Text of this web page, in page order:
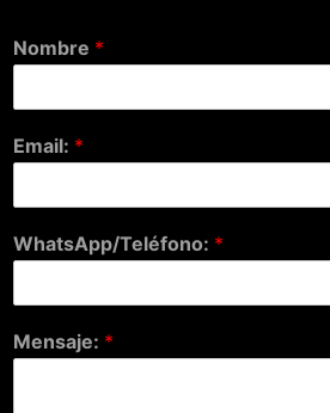
Nombre *
Email: *
WhatsApp/Teléfono: *
Mensaje: *